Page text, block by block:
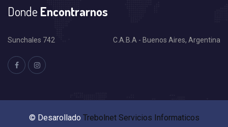
Donde Encontrarnos
Sunchales 742 C.A.B.A - Buenos Aires, Argentina
© Desarollado Trebolnet Servicios Informaticos